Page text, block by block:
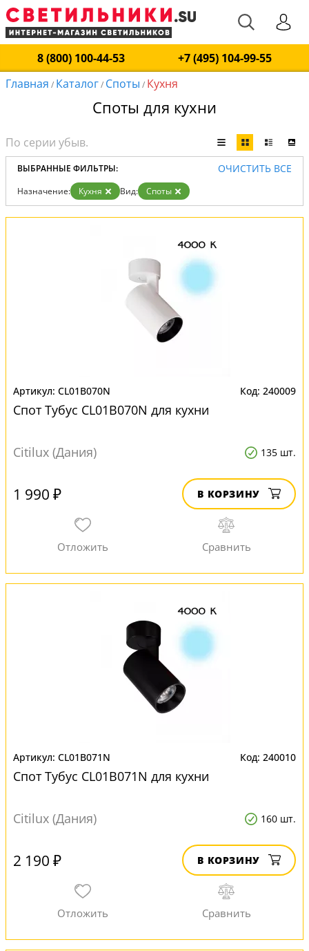
8 (800) 100-44-53
+7 (495) 104-99-55
Главная / Каталог/ Споты / Кухня
Споты для кухни
ВЫБРАННЫЕ ФИЛЬТРЫ: ОЧИСТИТЬ ВСЕ
Назначение: Кухня Вид: Споты
CL01B070N 240009
Спот Тубус CL01B070N для кухни
Citilux (Дания) 135 шт.
1 990 ₽ В КОРЗИНУ
CL01B071N 240010
Спот Тубус CL01B071N для кухни
Citilux (Дания) 160 шт.
2 190 ₽ В КОРЗИНУ